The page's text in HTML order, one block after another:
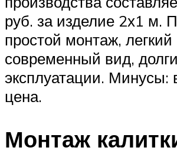
руб. за изделие 2х1 м.
простой монтаж, легкий
современный вид,
эксплуатации. Минусы:
цена.
Монтаж